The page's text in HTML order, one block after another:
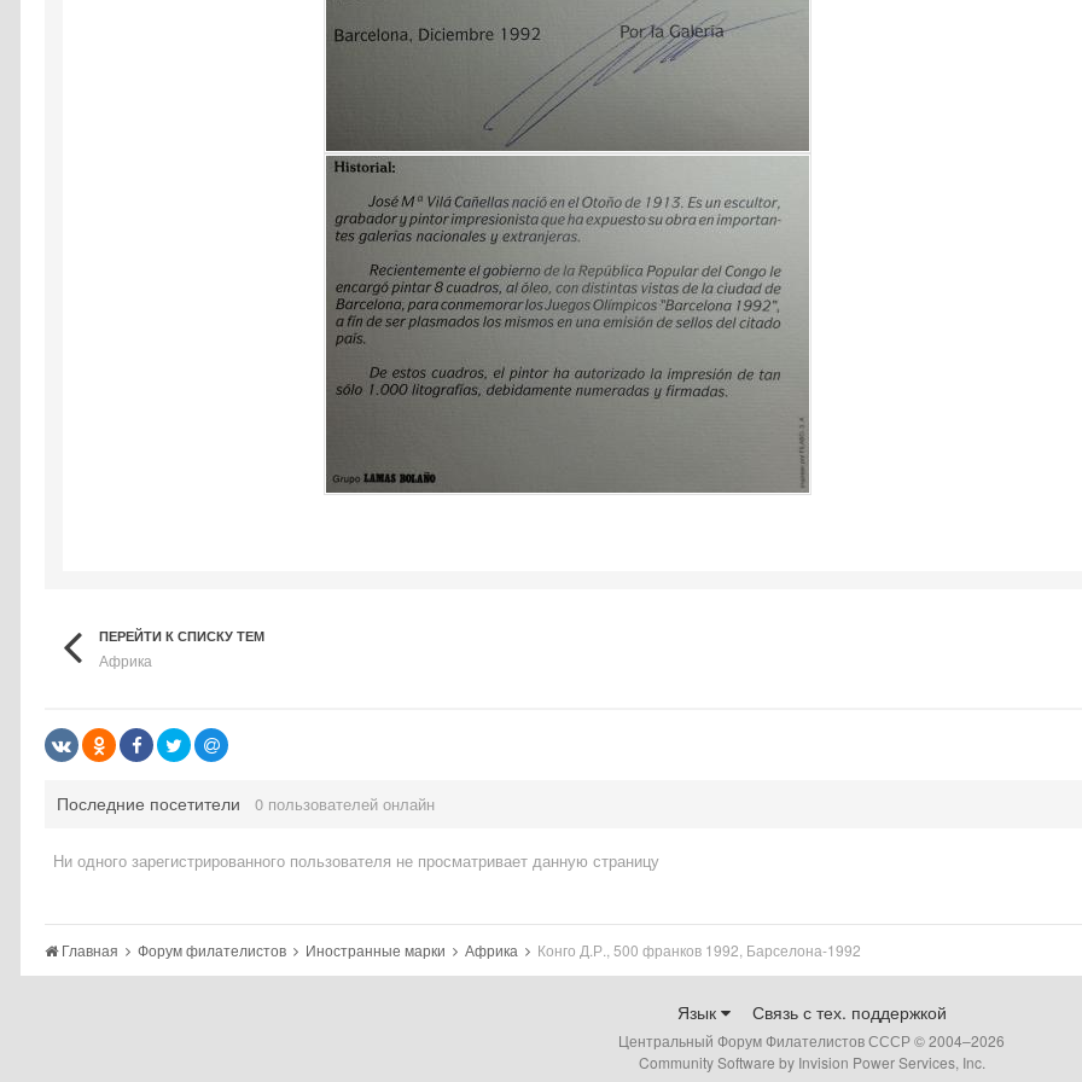
ПЕРЕЙТИ К СПИСКУ ТЕМ
Африка
Последние посетители 0 пользователей онлайн
Ни одного зарегистрированного пользователя не просматривает данную страницу
Главная Форум филателистов Иностранные марки Африка Конго Д.Р., 500 франков 1992, Барселона-1992
Язык Связь с тех. поддержкой
Центральный Форум Филателистов СССР © 2004–2026
Community Software by Invision Power Services, Inc.